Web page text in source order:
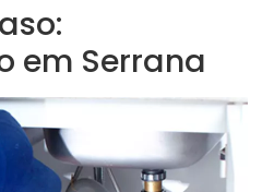
em Serrana